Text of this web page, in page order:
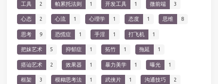
工具 2 帕累托法则 1 开发工具 1 微前端 3
心态 2 心流 1 心理学 1 态度 1 思维 8
思考 9 恐慌症 1 手淫 1 打飞机 1
把妹艺术 5 抑郁症 1 拓竹 1 拖延 1
搭讪艺术 2 效果器 1 暴力美学 1 曝光 1
框架 3 模糊思考法 1 武侠片 1 沟通技巧 2